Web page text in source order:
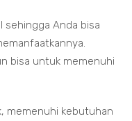
sehingga Anda bisa
bisa untuk memenuhi
memenuhi kebutuhan